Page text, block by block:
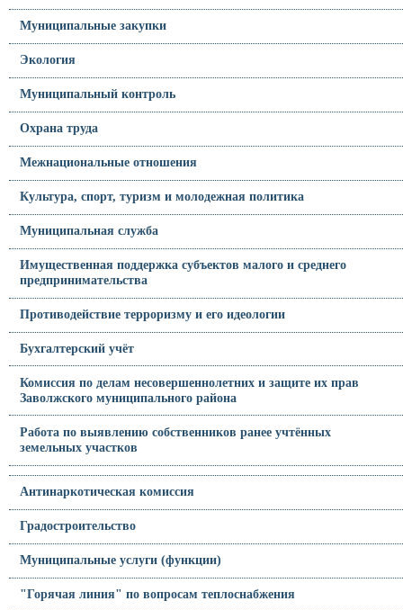
Муниципальные закупки
Экология
Муниципальный контроль
Охрана труда
Межнациональные отношения
Культура, спорт, туризм и молодежная политика
Муниципальная служба
Имущественная поддержка субъектов малого и среднего
предпринимательства
Противодействие терроризму и его идеологии
Бухгалтерский учёт
Комиссия по делам несовершеннолетних и защите их прав
Заволжского муниципального района
Работа по выявлению собственников ранее учтённых
земельных участков
Антинаркотическая комиссия
Градостроительство
Муниципальные услуги (функции)
"Горячая линия" по вопросам теплоснабжения